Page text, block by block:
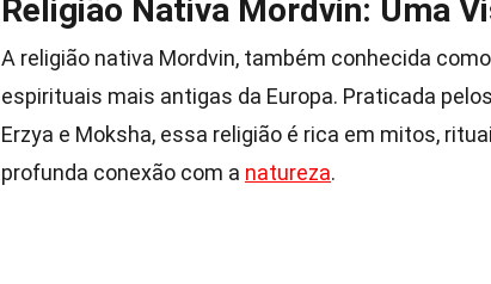
Religião Nativa Mordvin: Uma
A religião nativa Mordvin, também conhecida
espirituais mais antigas da Europa. Praticada
Erzya e Moksha, essa religião é rica em mitos,
profunda conexão com a natureza.